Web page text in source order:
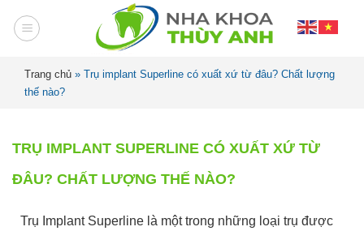
Trang chủ » Trụ implant Superline có xuất xứ từ đâu? Chất lượng
thế nào?
TRỤ IMPLANT SUPERLINE CÓ XUẤT XỨ TỪ
ĐÂU? CHẤT LƯỢNG THẾ NÀO?
Trụ Implant Superline là một trong những loại trụ được